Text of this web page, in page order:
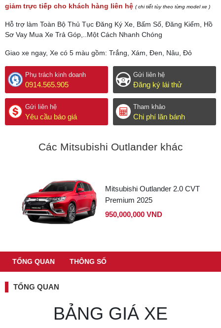
giảm trực tiếp cho khách hàng liên hệ ( chi tiết tùy theo từng model xe )
Hỗ trợ làm Toàn Bộ Thủ Tục Đăng Ký Xe, Bấm Số, Đăng Kiểm, Hồ
Sơ Vay Mua Xe Trả Góp,..Một Cách Nhanh Chóng
Giao xe ngay, Xe có 5 màu gồm: Trắng, Xám, Đen, Nâu, Đỏ
Phụ trách kinh doanh
0914.565.905
Gửi liên hệ
Yêu cầu báo giá
Gửi liên hệ
Đăng ký lái thử
Tham khảo
Chi phí lăn bánh
Các Mitsubishi Outlander khác
Mitsubishi Outlander 2.0 CVT
Premium 2025
950,000,000 VND
TỔNG QUAN THÔNG SỐ
TỔNG QUAN
BẢNG GIÁ XE